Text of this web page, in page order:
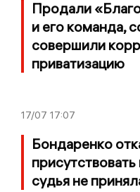
Продали
и его команда,
совершили
приватизацию
17/07 17:07
Бондаренко
судья не